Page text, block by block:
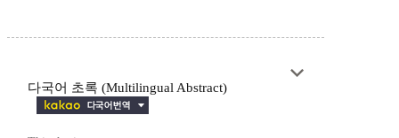
다국어 초록 (Multilingual Abstract)